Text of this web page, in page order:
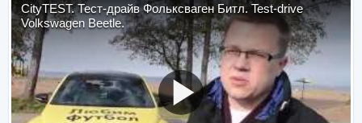
CityTEST. Тест-драйв Фольксваген Битл. Test-drive
Volkswagen Beetle.